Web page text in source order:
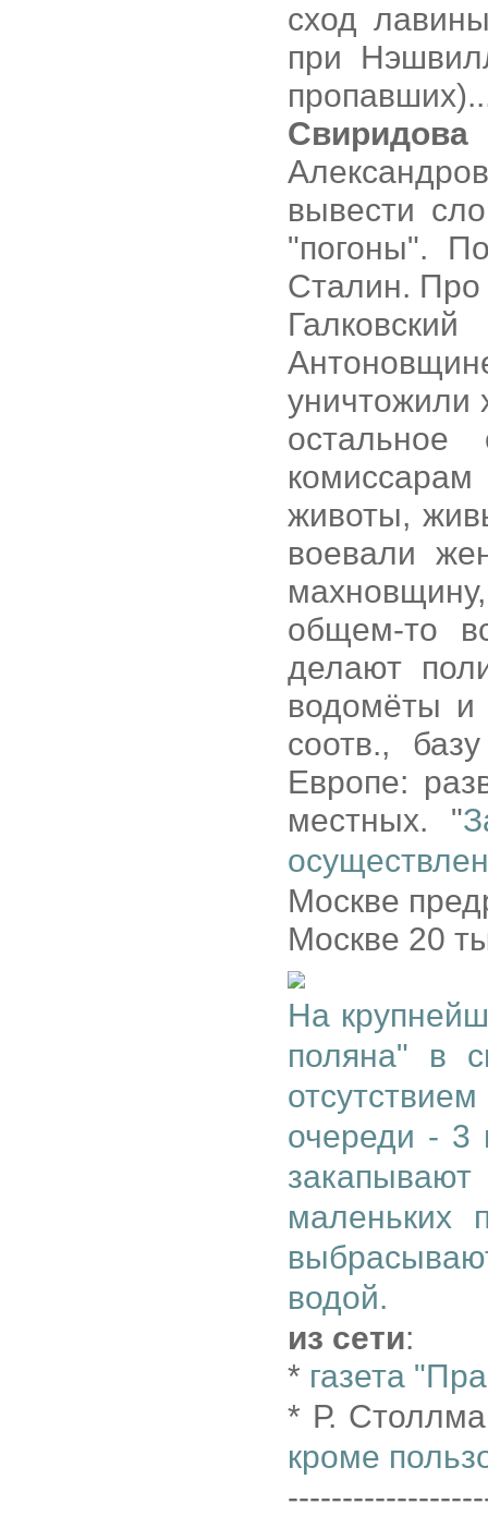
сход
при
Свиридова
вывести
"погоны".
Сталин.
уничтожили
остальное
животы,
воевали
общем-то
делают
водомёты и
соотв.,
Европе:
местных. "
Москве
Москве 20
На
поляна" в
очереди - 3
маленьких
водой.
из сети:
* газета
* Р.
кроме